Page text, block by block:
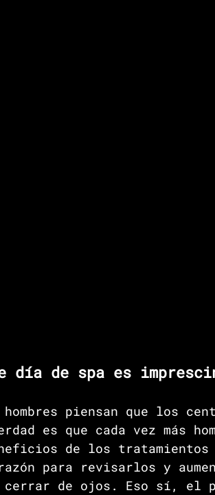
día de spa es
hombres piensan que los
es que cada vez más
de los
para revisarlos y
de ojos. Eso sí, el